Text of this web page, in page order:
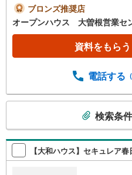
ご連絡ください！現地
見学する（無料）」ボ
だけますとスムーズに
について・平日や夜
除く・経験豊富なスタ
迎します。・チャイル
金のご相談、まずは家
も大歓迎です！年間
オープンハウスだから
み、もしくは当社を含
ンハウス・ディベロッ
ブロンズ推奨店
オープンハウス 大曽根営業セ
資料をもらう
電話する
検
索
条
検索条